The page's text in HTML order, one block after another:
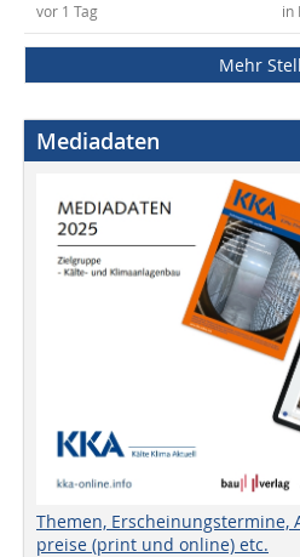
in
vor 1 Tag
Mehr
Mediadaten
Themen, Erscheinungstermine,
preise (print und online) etc.